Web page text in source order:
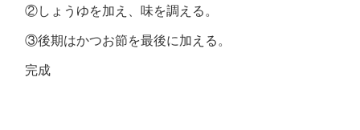
②しょうゆを加え、味を調える。
③後期はかつお節を最後に加える。
完成